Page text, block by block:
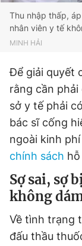
Thu nhập thấp,
nhân viên y tế
MINH HẢI
Để giải quyết
rằng cần
sở y tế phải
bác sĩ cống
ngoài kinh
chính sách
Sợ sai, sợ
không
Về tình trạng
đấu thầu